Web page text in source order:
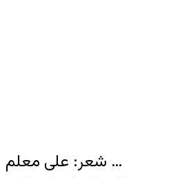
شعر: علی معلم …